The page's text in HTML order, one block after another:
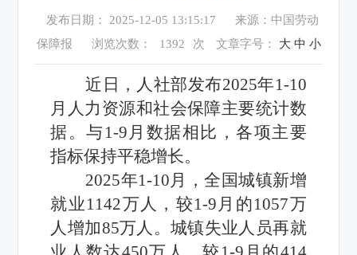
发布日期： 2025-12-05 13:15:17
来源：中国劳动
保障报
浏览次数： 1392 次 文章字号： 大 中 小
近日，人社部发布2025年1-10
月人力资源和社会保障主要统计数
据。与1-9月数据相比，各项主要
指标保持平稳增长。
2025年1-10月，全国城镇新增
就业1142万人，较1-9月的1057万
人增加85万人。城镇失业人员再就